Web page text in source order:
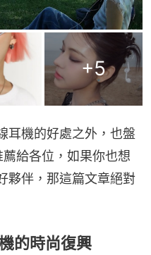
+5
耳機的好處之外，也盤
給各位，如果你也想
夥伴，那這篇文章絕對
的時尚復興